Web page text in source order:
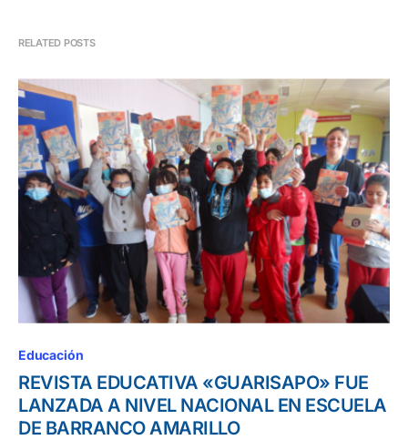
RELATED POSTS
Educación
REVISTA EDUCATIVA «GUARISAPO» FUE
LANZADA A NIVEL NACIONAL EN ESCUELA
DE BARRANCO AMARILLO